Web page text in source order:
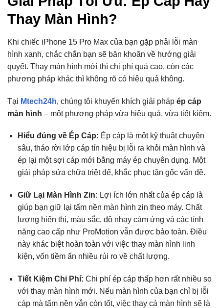
Thay Màn Hình?
Khi chiếc iPhone 15 Pro Max của bạn gặp phải lỗi màn
hình xanh, chắc chắn bạn sẽ băn khoăn về hướng giải
quyết. Thay màn hình mới thì chi phí quá cao, còn các
phương pháp khác thì không rõ có hiệu quả không.
Tại Mtech24h, chúng tôi khuyến khích giải pháp ép cáp
màn hình – một phương pháp vừa hiệu quả, vừa tiết kiệm.
Hiểu đúng về Ép Cáp: Ép cáp là một kỹ thuật chuyên
sâu, tháo rời lớp cáp tín hiệu bị lỗi ra khỏi màn hình và
ép lại một sợi cáp mới bằng máy ép chuyên dụng. Một
giải pháp sửa chữa triệt để, khắc phục tận gốc vấn đề.
Giữ Lại Màn Hình Zin: Lợi ích lớn nhất của ép cáp là
giúp bạn giữ lại tấm nền màn hình zin theo máy. Chất
lượng hiển thị, màu sắc, độ nhạy cảm ứng và các tính
năng cao cấp như ProMotion vẫn được bảo toàn. Điều
này khác biệt hoàn toàn với việc thay màn hình linh
kiện, vốn tiềm ẩn nhiều rủi ro về chất lượng.
Tiết Kiệm Chi Phí: Chi phí ép cáp thấp hơn rất nhiều so
với thay màn hình mới. Nếu màn hình của bạn chỉ bị lỗi
cáp mà tấm nền vẫn còn tốt, việc thay cả màn hình sẽ là